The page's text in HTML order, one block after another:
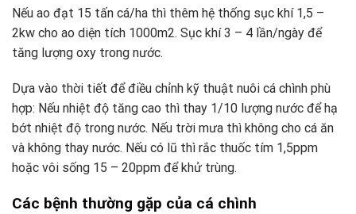
Nếu ao đạt 15 tấn cá/ha thì thêm hệ thống sục khí 1,5 –
2kw cho ao diện tích 1000m2. Sục khí 3 – 4 lần/ngày để
tăng lượng oxy trong nước.
Dựa vào thời tiết để điều chỉnh kỹ thuật nuôi cá chình phù
hợp: Nếu nhiệt độ tăng cao thì thay 1/10 lượng nước để hạ
bớt nhiệt độ trong nước. Nếu trời mưa thì không cho cá ăn
và không thay nước. Nếu có lũ thì rắc thuốc tím 1,5ppm
hoặc vôi sống 15 – 20ppm để khử trùng.
Các bệnh thường gặp của cá chình